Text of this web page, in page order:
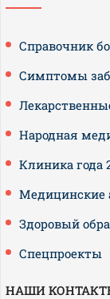
Справочник
Симптомы
Народная
Клиника года
Медицинские
Здоровый
Спецпроекты
НАШИ